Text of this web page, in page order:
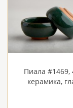
Пиала #1469,
керамика,